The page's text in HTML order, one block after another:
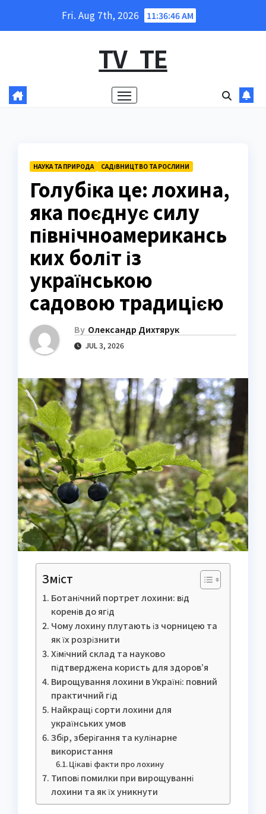
Fri. Aug 7th, 2026 11:36:48 AM
TV_TE
НАУКА ТА ПРИРОДА САДІВНИЦТВО ТА РОСЛИНИ
Голубіка це: лохина,
яка поєднує силу
північноамерикансь
ких боліт із
українською
садовою традицією
By Олександр Дихтярук
JUL 3, 2026
Зміст
Ботанічний портрет лохини: від
коренів до ягід
Чому лохину плутають із чорницею та
як їх розрізнити
Хімічний склад та науково
підтверджена користь для здоров’я
Вирощування лохини в Україні: повний
практичний гід
Найкращі сорти лохини для
українських умов
Збір, зберігання та кулінарне
використання
Цікаві факти про лохину
Типові помилки при вирощуванні
лохини та як їх уникнути